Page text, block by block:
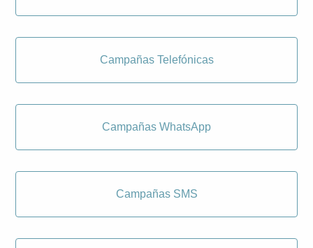
Campañas Telefónicas
Campañas WhatsApp
Campañas SMS